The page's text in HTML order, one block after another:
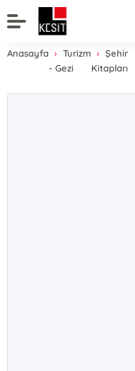
Anasayfa
Turizm
- Gezi
Şehir
Kitapları